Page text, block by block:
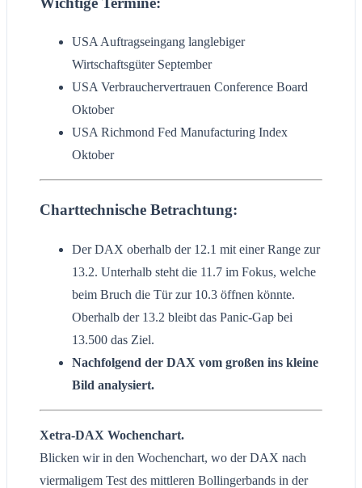
USA Auftragseingang langlebiger
Wirtschaftsgüter September
USA Verbrauchervertrauen Conference Board
Oktober
USA Richmond Fed Manufacturing Index
Oktober
Charttechnische Betrachtung:
Der DAX oberhalb der 12.1 mit einer Range zur
13.2. Unterhalb steht die 11.7 im Fokus, welche
beim Bruch die Tür zur 10.3 öffnen könnte.
Oberhalb der 13.2 bleibt das Panic-Gap bei
13.500 das Ziel.
Nachfolgend der DAX vom großen ins kleine
Bild analysiert.
Xetra-DAX Wochenchart.
Blicken wir in den Wochenchart, wo der DAX nach
viermaligem Test des mittleren Bollingerbands in der